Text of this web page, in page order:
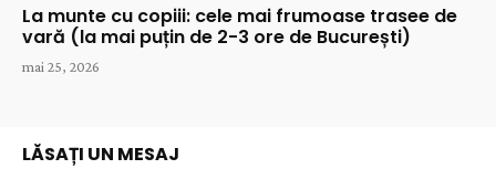
La munte cu copiii: cele mai frumoase trasee de
vară (la mai puțin de 2-3 ore de București)
mai 25, 2026
LĂSAȚI UN MESAJ